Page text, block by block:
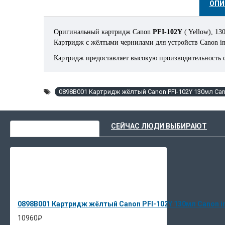
Оригинальный картридж Canon PFI-102Y ( Yellow),
Картридж с жёлтыми чернилами для устройств Canon
Картридж предоставляет высокую
цветовые профиля или промывать линии. Просто
0898B001 Картридж жёлтый Canon PFI-102Y 130мл
СЕЙЧАС ЛЮДИ ВЫБИРАЮТ
0898B001 Картридж жёлтый Canon PFI-102Y 130мл Canon
10960₽